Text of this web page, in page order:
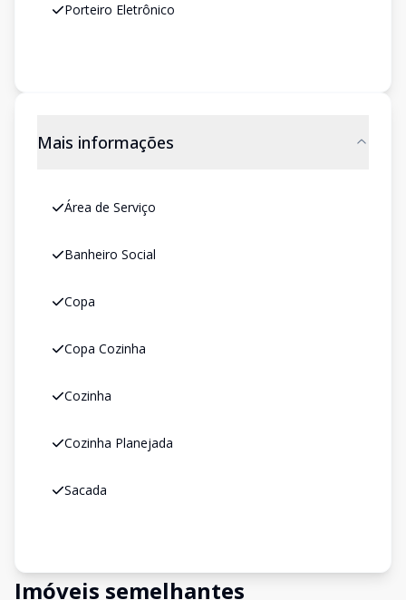
Porteiro Eletrônico
Mais informações
Área de Serviço
Banheiro Social
Copa
Copa Cozinha
Cozinha
Cozinha Planejada
Sacada
Imóveis semelhantes